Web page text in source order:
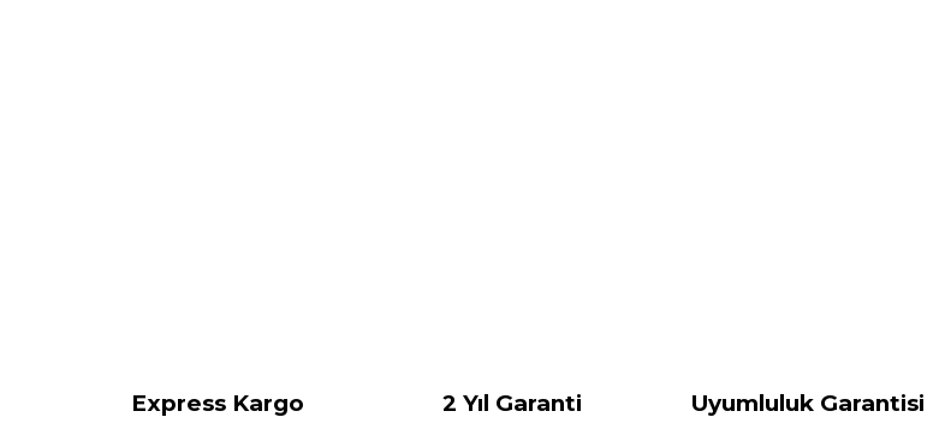
Express Kargo 2 Yıl Garanti Uyumluluk Garantisi